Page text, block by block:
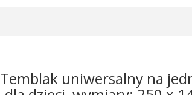
Temblak uniwersalny na